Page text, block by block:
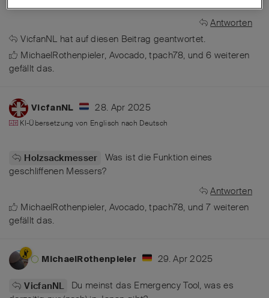
Antworten
VicfanNL hat auf diesen Beitrag geantwortet.
MichaelRothenpieler, Avocado,tpach78, und6 weiteren
gefällt das.
VicfanNL 28. Apr 2025
KI-Übersetzung von Englisch nach Deutsch
Holzsackmesser
Was ist die Funktion eines
geschliffenen Messers?
Antworten
MichaelRothenpieler, Avocado,tpach78, und7 weiteren
gefällt das.
MichaelRothenpieler 29. Apr 2025
VicfanNL
Du meinst das Emergency Tool, was es